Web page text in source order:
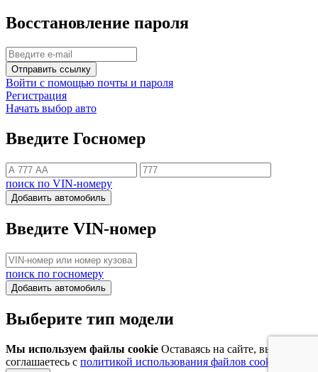
Восстановление пароля
Отправить ссылку
Войти с помощью почты и пароля
Регистрация
Начать выбор авто
Введите Госномер
поиск по VIN-номеру
Добавить автомобиль
Введите VIN-номер
поиск по госномеру
Добавить автомобиль
Выберите тип модели
Мы используем файлы cookie Оставаясь на сайте, вы
соглашаетесь с политикой использования файлов cookie